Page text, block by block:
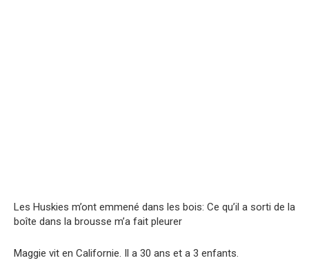
Les Huskies m’ont emmené dans les bois: Ce qu’il a sorti de la
boîte dans la brousse m’a fait pleurer
Maggie vit en Californie. Il a 30 ans et a 3 enfants.